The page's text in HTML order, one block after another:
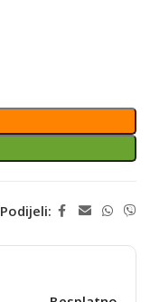
Podijeli: